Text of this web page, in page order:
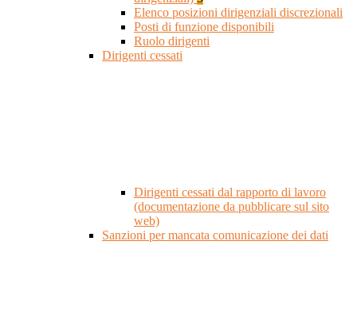
Elenco posizioni dirigenziali discrezionali
Posti di funzione disponibili
Ruolo dirigenti
Dirigenti cessati
Dirigenti cessati dal rapporto di lavoro
(documentazione da pubblicare sul sito
web)
Sanzioni per mancata comunicazione dei dati